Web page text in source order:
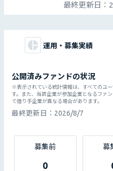
Webサイト
https://
東証1部上
シャルグル
最終更新日：
運用・募集実績
公開済みファンドの状況
※表示されている統計情報は、すべてのユ
す。また、当該企業が参加企業となるファ
て借り手企業が異なる場合があります。
最終更新日： 2026/8/7
募集前
0
募